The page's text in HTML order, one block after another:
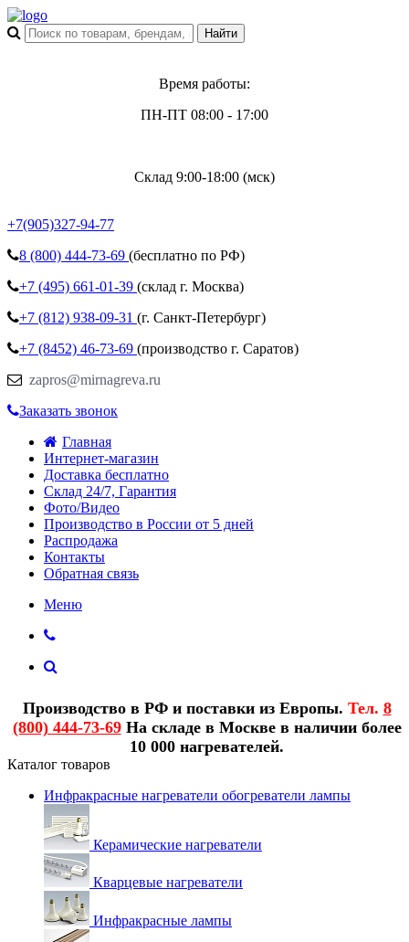
Время работы:
ПН-ПТ 08:00 - 17:00
Склад 9:00-18:00 (мск)
+7(905)327-94-77
8 (800) 444-73-69 (бесплатно по РФ)
+7 (495) 661-01-39 (склад г. Москва)
+7 (812) 938-09-31 (г. Санкт-Петербург)
+7 (8452) 46-73-69 (производство г. Саратов)
zapros@mirnagreva.ru
Заказать звонок
Главная
Интернет-магазин
Доставка бесплатно
Склад 24/7, Гарантия
Фото/Видео
Производство в России от 5 дней
Распродажа
Контакты
Обратная связь
Меню
Производство в РФ и поставки из Европы. Тел. 8
(800) 444-73-69На складе в Москве в наличии более
10 000 нагревателей.
Каталог товаров
Инфракрасные нагреватели обогреватели лампы
Керамические нагреватели
Кварцевые нагреватели
Инфракрасные лампы